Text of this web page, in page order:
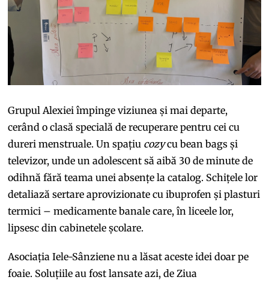
Grupul Alexiei împinge viziunea și mai departe,
cerând o clasă specială de recuperare pentru cei cu
dureri menstruale. Un spațiu cozycu bean bags și
televizor, unde un adolescent să aibă 30 de minute de
odihnă fără teama unei absențe la catalog. Schițele lor
detaliază sertare aprovizionate cu ibuprofen și plasturi
termici – medicamente banale care, în liceele lor,
lipsesc din cabinetele școlare.
Asociația Iele-Sânziene nu a lăsat aceste idei doar pe
foaie. Soluțiile au fost lansate azi, de Ziua